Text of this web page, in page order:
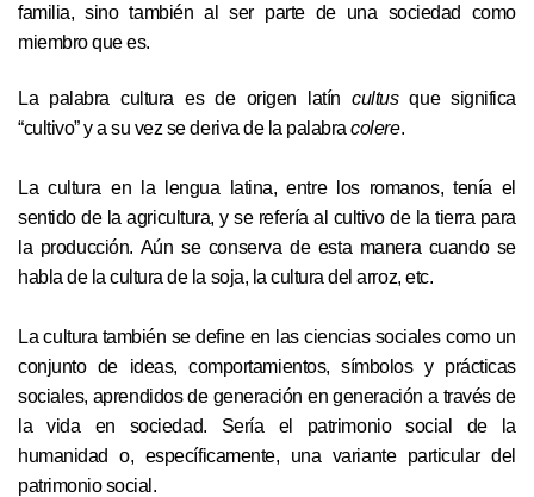
familia, sino también al ser parte de una sociedad como
miembro que es.
La palabra cultura es de origen latíncultusque significa
“cultivo” y a su vez se deriva de la palabracolere.
La cultura en la lengua latina, entre los romanos, tenía el
sentido de la agricultura, y se refería al cultivo de la tierra para
la producción. Aún se conserva de esta manera cuando se
habla de la cultura de la soja, la cultura del arroz, etc.
La cultura también se define en las ciencias sociales como un
conjunto de ideas, comportamientos, símbolos y prácticas
sociales, aprendidos de generación en generación a través de
la vida en sociedad. Sería el patrimonio social de la
humanidad o, específicamente, una variante particular del
patrimonio social.